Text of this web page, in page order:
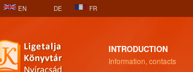
EN DE FR
INTRODUCTION
Information, contacts